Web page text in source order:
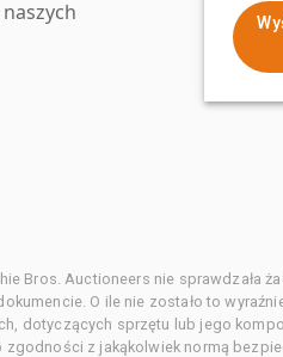
Bros. Auctioneers nie sprawdzała
O ile nie zostało to
dotyczących sprzętu lub jego
z jakąkolwiek normą